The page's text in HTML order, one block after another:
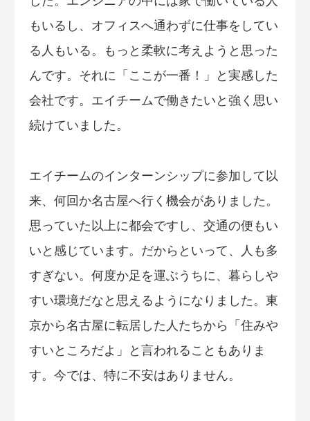
もいるし、オフィスへ通わずに仕事をしてい
る人もいる。もっと柔軟に考えようと思った
んです。それに「ここが一番！」と実感した
会社です。エイチームで働きたいと強く思い
続けていました。
エイチームのインターンシップに参加して以
来、何回か名古屋へ行く機会がありました。
思っていた以上に都会ですし、交通の便もい
いと感じています。だからといって、人も多
すぎない。何度か足を運ぶうちに、暮らしや
すい環境だなと思えるようになりました。東
京から名古屋に転居した人たちから「住みや
すいところだよ」と言われることもありま
す。今では、特に不安はありません。